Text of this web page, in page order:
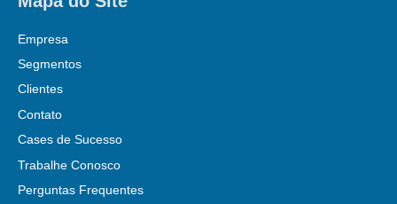
Empresa
Segmentos
Clientes
Contato
Cases de Sucesso
Trabalhe Conosco
Perguntas Frequentes